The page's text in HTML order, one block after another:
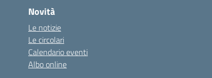
Novità
Le notizie
Le circolari
Calendario eventi
Albo online